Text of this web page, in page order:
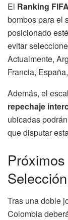
El Ranking FIFA
bombos para el
posicionado
evitar
Actualmente,
Francia,
Además, el
repechaje
ubicadas
que disputar
Tras una doble
Colombia